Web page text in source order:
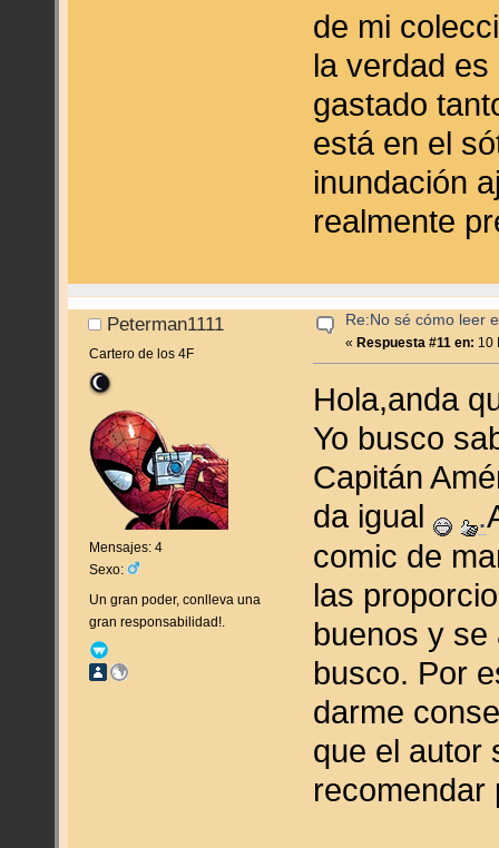
de mi
la verdad
gastado
está en el
inundación
realmente
Peterman1111
Cartero de los 4F
Mensajes: 4
Sexo:
Un gran poder, conlleva una
gran responsabilidad!.
Re:No sé cómo leer
« Respuesta #11 en: 10
Hola,anda
Yo busco
Capitán
da igual
.
comic de
las
buenos y
busco. Por
darme
que el autor
recomendar